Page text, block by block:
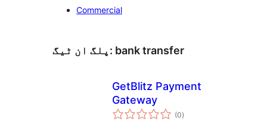
Commercial
پلگ ان ٹیگ: bank transfer
GetBlitz Payment
Gateway
(0مجموعی
درجہ
)